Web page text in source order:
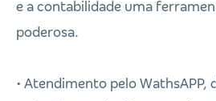
e a contabilidade uma
poderosa.
• Atendimento pelo WathsAPP,